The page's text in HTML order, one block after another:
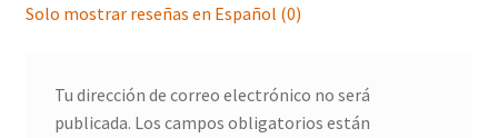
Solo mostrar reseñas en Español (0)
Tu dirección de correo electrónico no será
publicada. Los campos obligatorios están